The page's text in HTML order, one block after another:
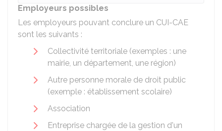
Employeurs possibles
Les employeurs pouvant conclure un CUI-CAE
sont les suivants :
Collectivité territoriale (exemples : une
mairie, un département, une région)
Autre personne morale de droit public
(exemple : établissement scolaire)
Association
Entreprise chargée de la gestion d'un